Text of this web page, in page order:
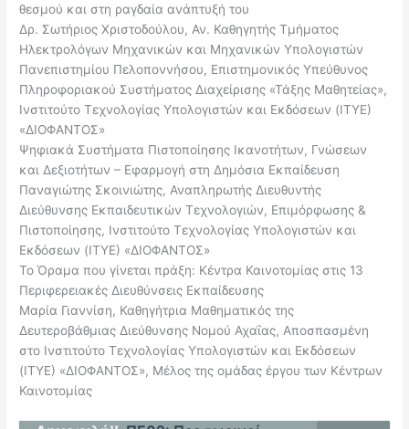
θεσμού και στη ραγδαία ανάπτυξή του
Δρ. Σωτήριος Χριστοδούλου, Αν. Καθηγητής Τμήματος
Ηλεκτρολόγων Μηχανικών και Μηχανικών Υπολογιστών
Πανεπιστημίου Πελοποννήσου, Επιστημονικός Υπεύθυνος
Πληροφοριακού Συστήματος Διαχείρισης «Τάξης Μαθητείας»,
Ινστιτούτο Τεχνολογίας Υπολογιστών και Εκδόσεων (ΙΤΥΕ)
«ΔΙΟΦΑΝΤΟΣ»
Ψηφιακά Συστήματα Πιστοποίησης Ικανοτήτων, Γνώσεων
και Δεξιοτήτων – Εφαρμογή στη Δημόσια Εκπαίδευση
Παναγιώτης Σκοινιώτης, Αναπληρωτής Διευθυντής
Διεύθυνσης Εκπαιδευτικών Τεχνολογιών, Επιμόρφωσης &
Πιστοποίησης, Ινστιτούτο Τεχνολογίας Υπολογιστών και
Εκδόσεων (ΙΤΥΕ) «ΔΙΟΦΑΝΤΟΣ»
Το Όραμα που γίνεται πράξη: Κέντρα Καινοτομίας στις 13
Περιφερειακές Διευθύνσεις Εκπαίδευσης
Μαρία Γιαννίση, Καθηγήτρια Μαθηματικός της
Δευτεροβάθμιας Διεύθυνσης Νομού Αχαΐας, Αποσπασμένη
στο Ινστιτούτο Τεχνολογίας Υπολογιστών και Εκδόσεων
(ΙΤΥΕ) «ΔΙΟΦΑΝΤΟΣ», Μέλος της ομάδας έργου των Κέντρων
Καινοτομίας